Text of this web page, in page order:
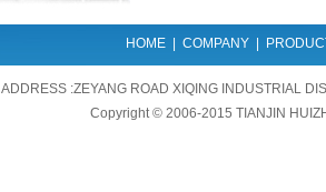
HOME| COMPANY|
ADDRESS :ZEYANG ROAD XIQING INDUSTRIAL
Copyright © 2006-2015 TIANJIN